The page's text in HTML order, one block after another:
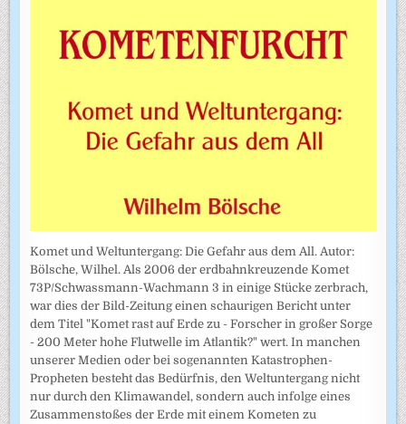
Komet und Weltuntergang: Die Gefahr aus dem All. Autor:
Bölsche, Wilhel. Als 2006 der erdbahnkreuzende Komet
73P/Schwassmann-Wachmann 3 in einige Stücke zerbrach,
war dies der Bild-Zeitung einen schaurigen Bericht unter
dem Titel "Komet rast auf Erde zu - Forscher in großer Sorge
- 200 Meter hohe Flutwelle im Atlantik?" wert. In manchen
unserer Medien oder bei sogenannten Katastrophen-
Propheten besteht das Bedürfnis, den Weltuntergang nicht
nur durch den Klimawandel, sondern auch infolge eines
Zusammenstoßes der Erde mit einem Kometen zu